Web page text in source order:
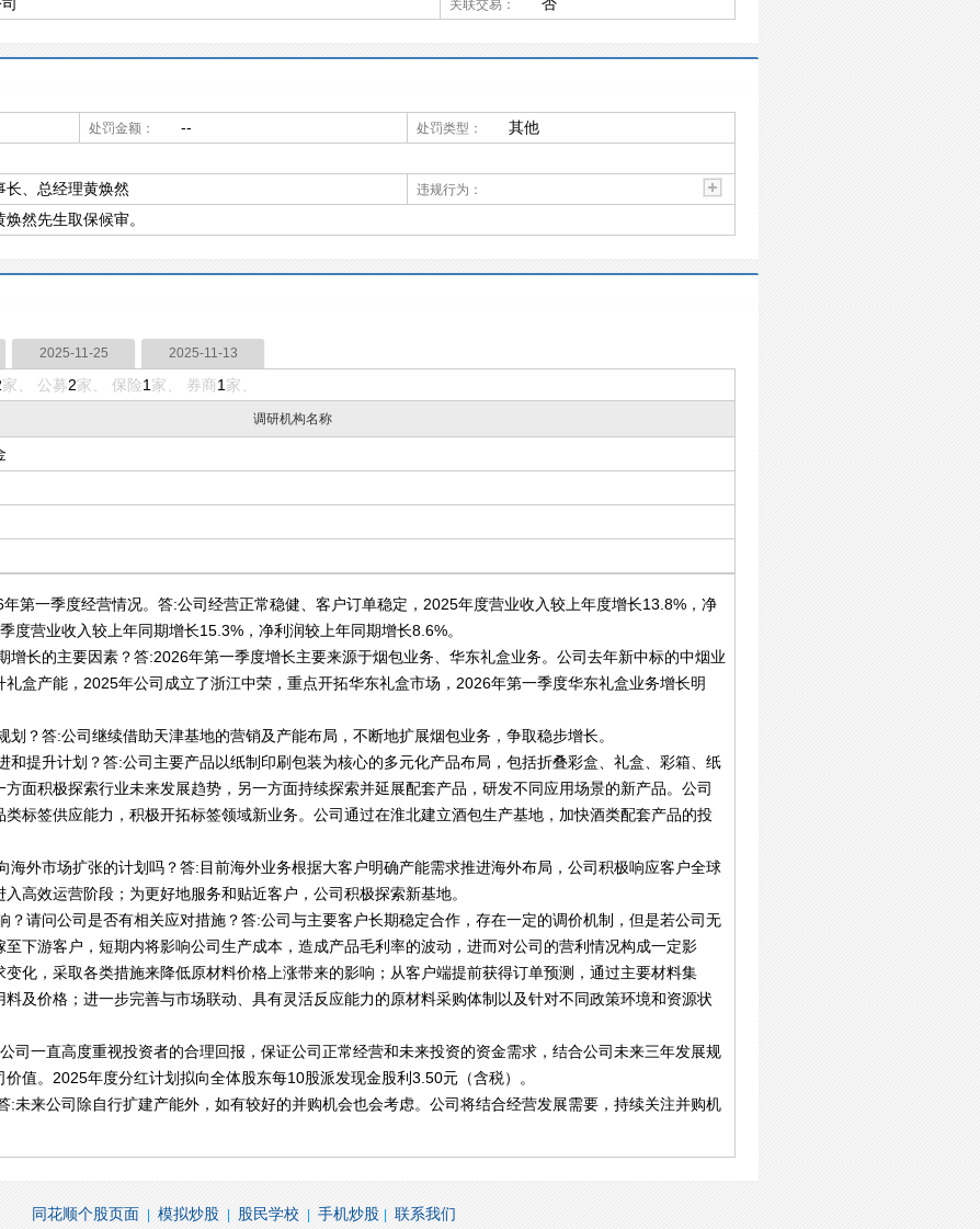
关联交易：
处罚金额： -- 处罚类型： 其他
长、总经理黄焕然
违规行为：
然先生取保候审。
2025-11-25 2025-11-13
家、 公募2家、 保险1 家、 券商1 家、
调研机构名称
第一季度经营情况。答:公司经营正常稳健、客户订单稳定，2025年度营业收入较上年度增长13.8%，净
度营业收入较上年同期增长15.3%，净利润较上年同期增长8.6%。
增长的主要因素？答:2026年第一季度增长主要来源于烟包业务、华东礼盒业务。公司去年新中标的中烟业
盒产能，2025年公司成立了浙江中荣，重点开拓华东礼盒市场，2026年第一季度华东礼盒业务增长明
划？答:公司继续借助天津基地的营销及产能布局，不断地扩展烟包业务，争取稳步增长。
和提升计划？答:公司主要产品以纸制印刷包装为核心的多元化产品布局，包括折叠彩盒、礼盒、彩箱、纸
面积极探索行业未来发展趋势，另一方面持续探索并延展配套产品，研发不同应用场景的新产品。公司
标签供应能力，积极开拓标签领域新业务。公司通过在淮北建立酒包生产基地，加快酒类配套产品的投
海外市场扩张的计划吗？答:目前海外业务根据大客户明确产能需求推进海外布局，公司积极响应客户全球
高效运营阶段；为更好地服务和贴近客户，公司积极探索新基地。
？请问公司是否有相关应对措施？答:公司与主要客户长期稳定合作，存在一定的调价机制，但是若公司无
下游客户，短期内将影响公司生产成本，造成产品毛利率的波动，进而对公司的营利情况构成一定影
化，采取各类措施来降低原材料价格上涨带来的影响；从客户端提前获得订单预测，通过主要材料集
及价格；进一步完善与市场联动、具有灵活反应能力的原材料采购体制以及针对不同政策环境和资源状
司一直高度重视投资者的合理回报，保证公司正常经营和未来投资的资金需求，结合公司未来三年发展规
值。2025年度分红计划拟向全体股东每10股派发现金股利3.50元（含税）。
:未来公司除自行扩建产能外，如有较好的并购机会也会考虑。公司将结合经营发展需要，持续关注并购机
同花顺个股页面 模拟炒股 股民学校 手机炒股 联系我们